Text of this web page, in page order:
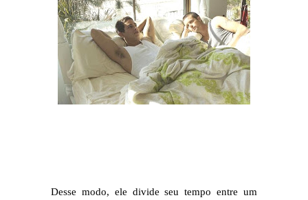
Desse modo, ele divide seu tempo entre um